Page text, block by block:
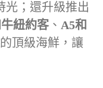
光；還升級推出
紐約客、 A5和
的頂級海鮮，讓